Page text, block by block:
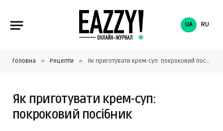
UA RU
Головна » Рецепти » Як приготувати крем-суп: покроковий посібник
Як приготувати крем-суп:
покроковий посібник